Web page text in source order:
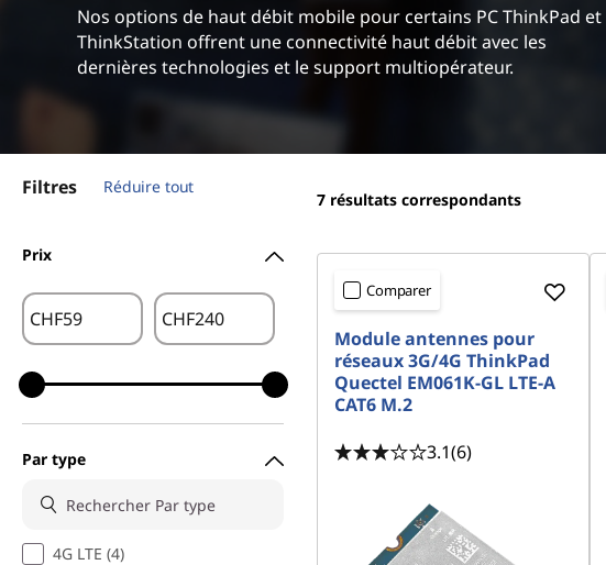
r
n
a
Nos options de haut débit mobile pour certains PC ThinkPad et
ThinkStation offrent une connectivité haut débit avec les
dernières technologies et le support multiopérateur.
Filtres Réduire tout
Prix
CHF CHF
Par type
4G LTE (4)
7 résultats correspondants
Comparer
Module antennes pour
réseaux 3G/4G ThinkPad
Quectel EM061K-GL LTE-A
CAT6 M.2
3.1(6)